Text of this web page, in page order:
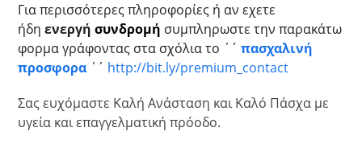
Για περισσότερες πληροφορίες ή αν εχετε
ήδηενεργήσυνδρομή συμπληρωστε την παρακάτω
φορμα γράφοντας στα σχόλια το ΄΄πασχαλινή
προσφορα ΄΄ http://bit.ly/premium_contact
Σας ευχόμαστε Καλή Ανάσταση και Καλό Πάσχα με
υγεία και επαγγελματική πρόοδο.